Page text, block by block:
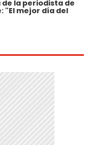
de la periodista de
"El mejor día del